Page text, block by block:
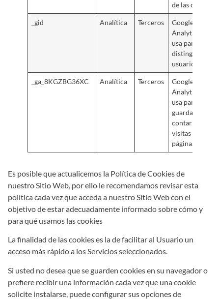
de las cookies.
_gid Analítica Terceros
Google
Analytics. Se
usa para
distinguir a los
usuarios.
_ga_8KGZBG36XC Analítica Terceros
Google
Analytics. Se
usa para
guardar y
contar las
visitas a la
página.
Es posible que actualicemos la Política de Cookies de
nuestro Sitio Web, por ello le recomendamos revisar esta
política cada vez que acceda a nuestro Sitio Web con el
objetivo de estar adecuadamente informado sobre cómo y
para qué usamos las cookies
La finalidad de las cookies es la de facilitar al Usuario un
acceso más rápido a los Servicios seleccionados.
Si usted no desea que se guarden cookies en su navegador o
prefiere recibir una información cada vez que una cookie
solicite instalarse, puede configurar sus opciones de